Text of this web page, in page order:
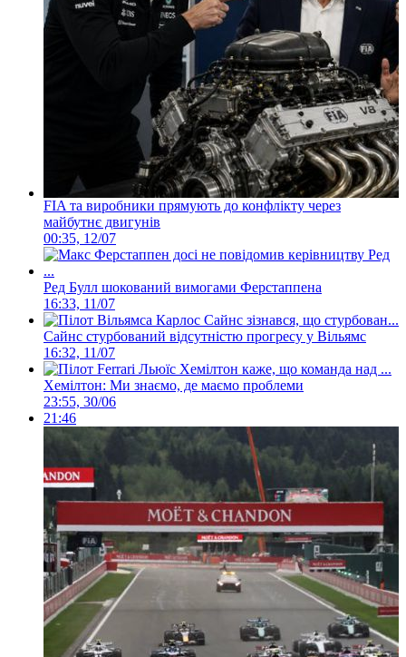
FIA та виробники прямують до конфлікту через
майбутнє двигунів
00:35, 12/07
Ред Булл шокований вимогами Ферстаппена
16:33, 11/07
Сайнс стурбований відсутністю прогресу у Вільямс
16:32, 11/07
Хемілтон: Ми знаємо, де маємо проблеми
23:55, 30/06
21:46